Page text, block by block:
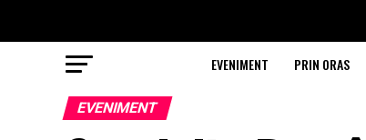
EVENIMENT PRIN ORAS
EVENIMENT